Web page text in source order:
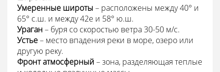
Умеренные широты – расположены между 40° и
65° с.ш. и между 42е и 58° ю.ш.
Ураган – буря со скоростью ветра 30-50 м/с.
Устье– место впадения реки в море, озеро или
другую реку.
Фронт атмосферный – зона, разделяющая теплые